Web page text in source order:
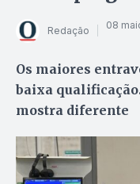
Redação 08
Os maiores
baixa
mostra diferente